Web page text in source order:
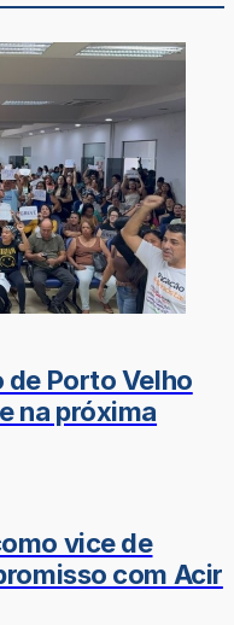
Porto Velho
na próxima
vice de
com Acir